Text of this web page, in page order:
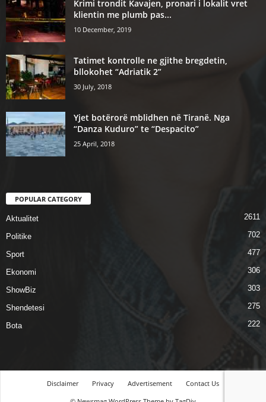
Krimi trondit Kavajen, pronari i lokalit vret
klientin me plumb pas...
10 December, 2019
Tatimet kontrolle ne gjithe bregdetin,
bllokohet “Adriatik 2”
30 July, 2018
Yjet botërorë mblidhen në Tiranë. Nga
“Danza Kuduro” te “Despacito”
25 April, 2018
POPULAR CATEGORY
Aktualitet 2611
Politike 702
Sport 477
Ekonomi 306
ShowBiz 303
Shendetesi 275
Bota 222
Disclaimer Privacy Advertisement
Contact Us